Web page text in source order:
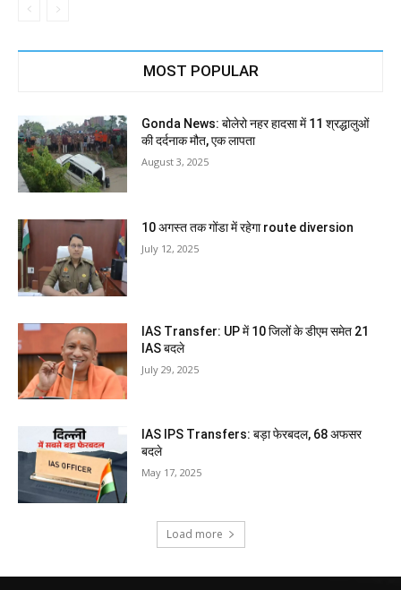
MOST POPULAR
Gonda News: बोलेरो नहर हादसा में 11 श्रद्धालुओं
की दर्दनाक मौत, एक लापता
August 3, 2025
10 अगस्त तक गोंडा में रहेगा route diversion
July 12, 2025
IAS Transfer: UP में 10 जिलों के डीएम समेत 21
IAS बदले
July 29, 2025
IAS IPS Transfers: बड़ा फेरबदल, 68 अफसर
बदले
May 17, 2025
Load more